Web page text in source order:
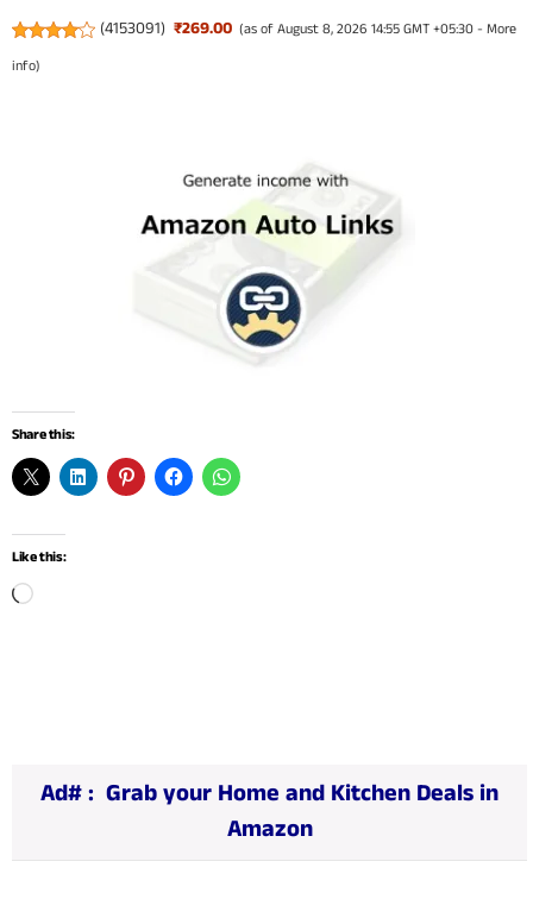
(4153091) ₹269.00 (as of August 8, 2026 14:55 GMT +05:30 -More
info)
Share this:
Like this:
Ad# : Grab your Home and Kitchen Deals in
Amazon